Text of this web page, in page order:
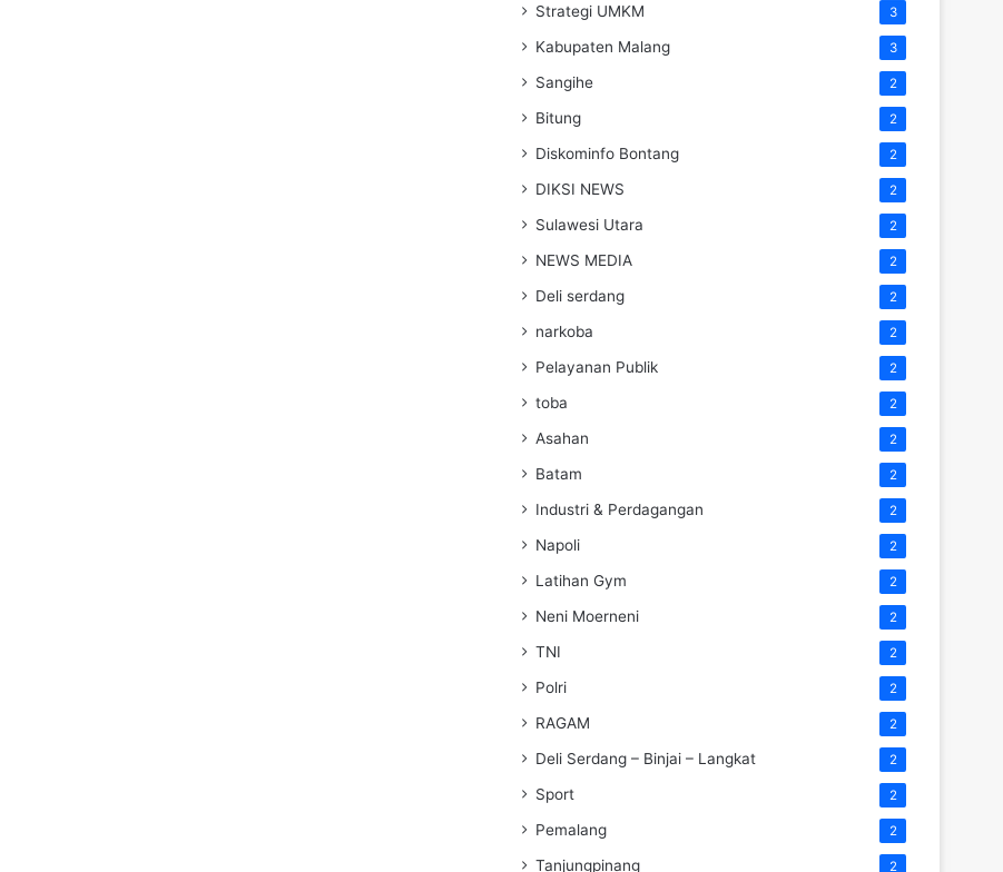
Strategi UMKM 3
Kabupaten Malang 3
Sangihe 2
Bitung 2
Diskominfo Bontang 2
DIKSI NEWS 2
Sulawesi Utara 2
NEWS MEDIA 2
Deli serdang 2
narkoba 2
Pelayanan Publik 2
toba 2
Asahan 2
Batam 2
Industri & Perdagangan 2
Napoli 2
Latihan Gym 2
Neni Moerneni 2
TNI 2
Polri 2
RAGAM 2
Deli Serdang – Binjai – Langkat 2
Sport 2
Pemalang 2
Tanjungpinang 2